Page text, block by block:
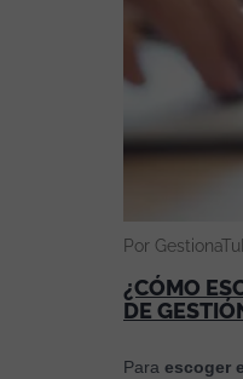
Por
¿CÓMO
DE
Para escoger